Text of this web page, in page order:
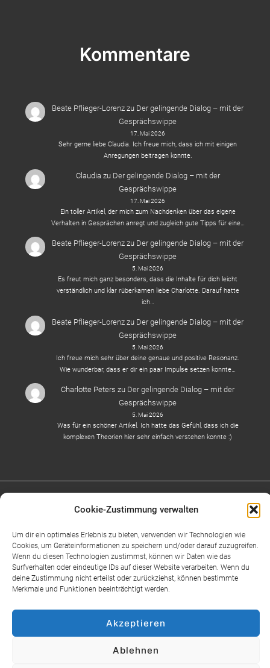
Cookie-Zustimmung verwalten
Um dir ein optimales Erlebnis zu bieten, verwenden wir Technologien wie
Cookies, um Geräteinformationen zu speichern und/oder darauf zuzugreifen.
Wenn du diesen Technologien zustimmst, können wir Daten wie das
Surfverhalten oder eindeutige IDs auf dieser Website verarbeiten. Wenn du
deine Zustimmung nicht erteilst oder zurückziehst, können bestimmte
Merkmale und Funktionen beeinträchtigt werden.
Akzeptieren
Ablehnen
Kommentare
Beate Pflieger-Lorenz zu Der gelingende Dialog – mit der
Gesprächswippe
17. Mai 2026
Sehr gerne liebe Claudia. Ich freue mich, dass ich mit einigen
Anregungen beitragen konnte.
Claudia zu Der gelingende Dialog – mit der
Gesprächswippe
17. Mai 2026
Ein toller Artikel, der mich zum Nachdenken über das eigene
Verhalten in Gesprächen anregt und zugleich gute Tipps für eine…
Beate Pflieger-Lorenz zu Der gelingende Dialog – mit der
Gesprächswippe
5. Mai 2026
Es freut mich ganz besonders, dass die Inhalte für dich leicht
verständlich und klar rüberkamen liebe Charlotte. Darauf hatte
ich…
Beate Pflieger-Lorenz zu Der gelingende Dialog – mit der
Gesprächswippe
5. Mai 2026
Ich freue mich sehr über deine genaue und positive Resonanz.
Wie wunderbar, dass er dir ein paar Impulse setzen konnte…
Charlotte Peters zu Der gelingende Dialog – mit der
Gesprächswippe
5. Mai 2026
Was für ein schöner Artikel. Ich hatte das Gefühl, dass ich die
komplexen Theorien hier sehr einfach verstehen konnte :)
Über uns Kooperationen Aktuelles Training
Coaching
Artikel
Datenschutzrichtlinien Impressum
Moderieren
Moderieren
Über uns – Interview
Unsere Termine: Webinare
Übungen
Cookie-Richtlinie (EU)